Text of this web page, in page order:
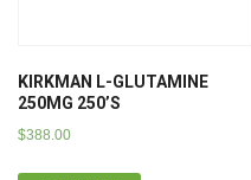
KIRKMAN L-GLUTAMINE
250MG 250’S
$388.00